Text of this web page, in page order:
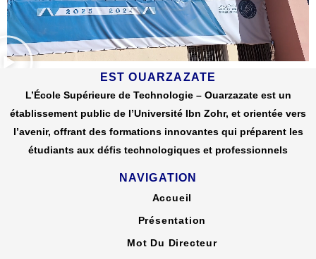
EST OUARZAZATE
L’École Supérieure de Technologie – Ouarzazate est un
établissement public de l’Université Ibn Zohr, et orientée vers
l’avenir, offrant des formations innovantes qui préparent les
étudiants aux défis technologiques et professionnels
NAVIGATION
Accueil
Présentation
Mot Du Directeur